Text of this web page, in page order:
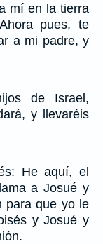
mí en la tierra
pues, te
a mi padre, y
de Israel,
y llevaréis
He aquí, el
a Josué y
para que yo le
y Josué y